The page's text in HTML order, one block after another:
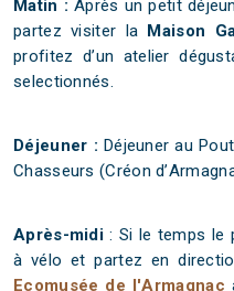
Matin : Après un petit
partez visiter la Maison
profitez d’un atelier
selectionnés.
Déjeuner : Déjeuner au
Chasseurs (Créon
Après-midi : Si le temps le
à vélo et partez en
Ecomusée de l'Armagnac